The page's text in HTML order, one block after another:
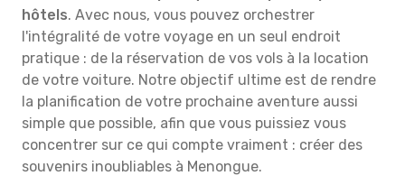
hôtels. Avec nous, vous pouvez orchestrer
l'intégralité de votre voyage en un seul endroit
pratique : de la réservation de vos vols à la location
de votre voiture. Notre objectif ultime est de rendre
la planification de votre prochaine aventure aussi
simple que possible, afin que vous puissiez vous
concentrer sur ce qui compte vraiment : créer des
souvenirs inoubliables à Menongue.